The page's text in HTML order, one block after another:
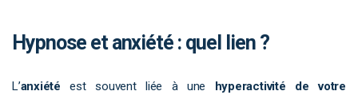
Hypnose et anxiété : quel lien ?
L’anxiété est souvent liée à une hyperactivité de votre